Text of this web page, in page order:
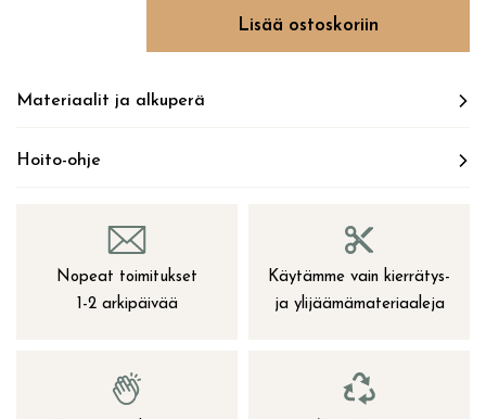
Lisää ostoskoriin
Materiaalit ja alkuperä
Hoito-ohje
Nopeat toimitukset
1-2 arkipäivää
Käytämme vain kierrätys-
ja ylijäämämateriaaleja